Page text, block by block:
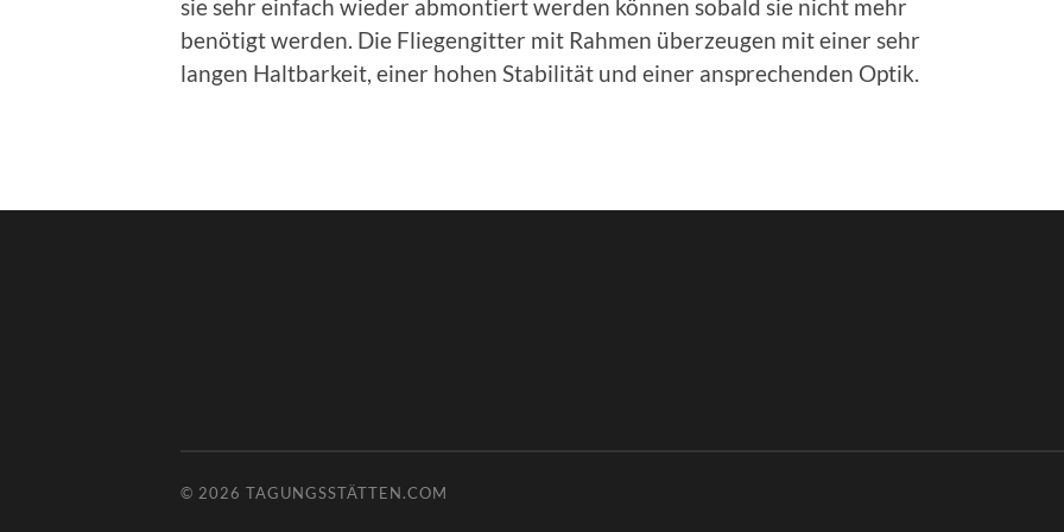
sie sehr einfach wieder abmontiert werden können sobald sie nicht mehr
benötigt werden. Die Fliegengitter mit Rahmen überzeugen mit einer sehr
langen Haltbarkeit, einer hohen Stabilität und einer ansprechenden Optik.
© 2026 TAGUNGSSTÄTTEN.COM